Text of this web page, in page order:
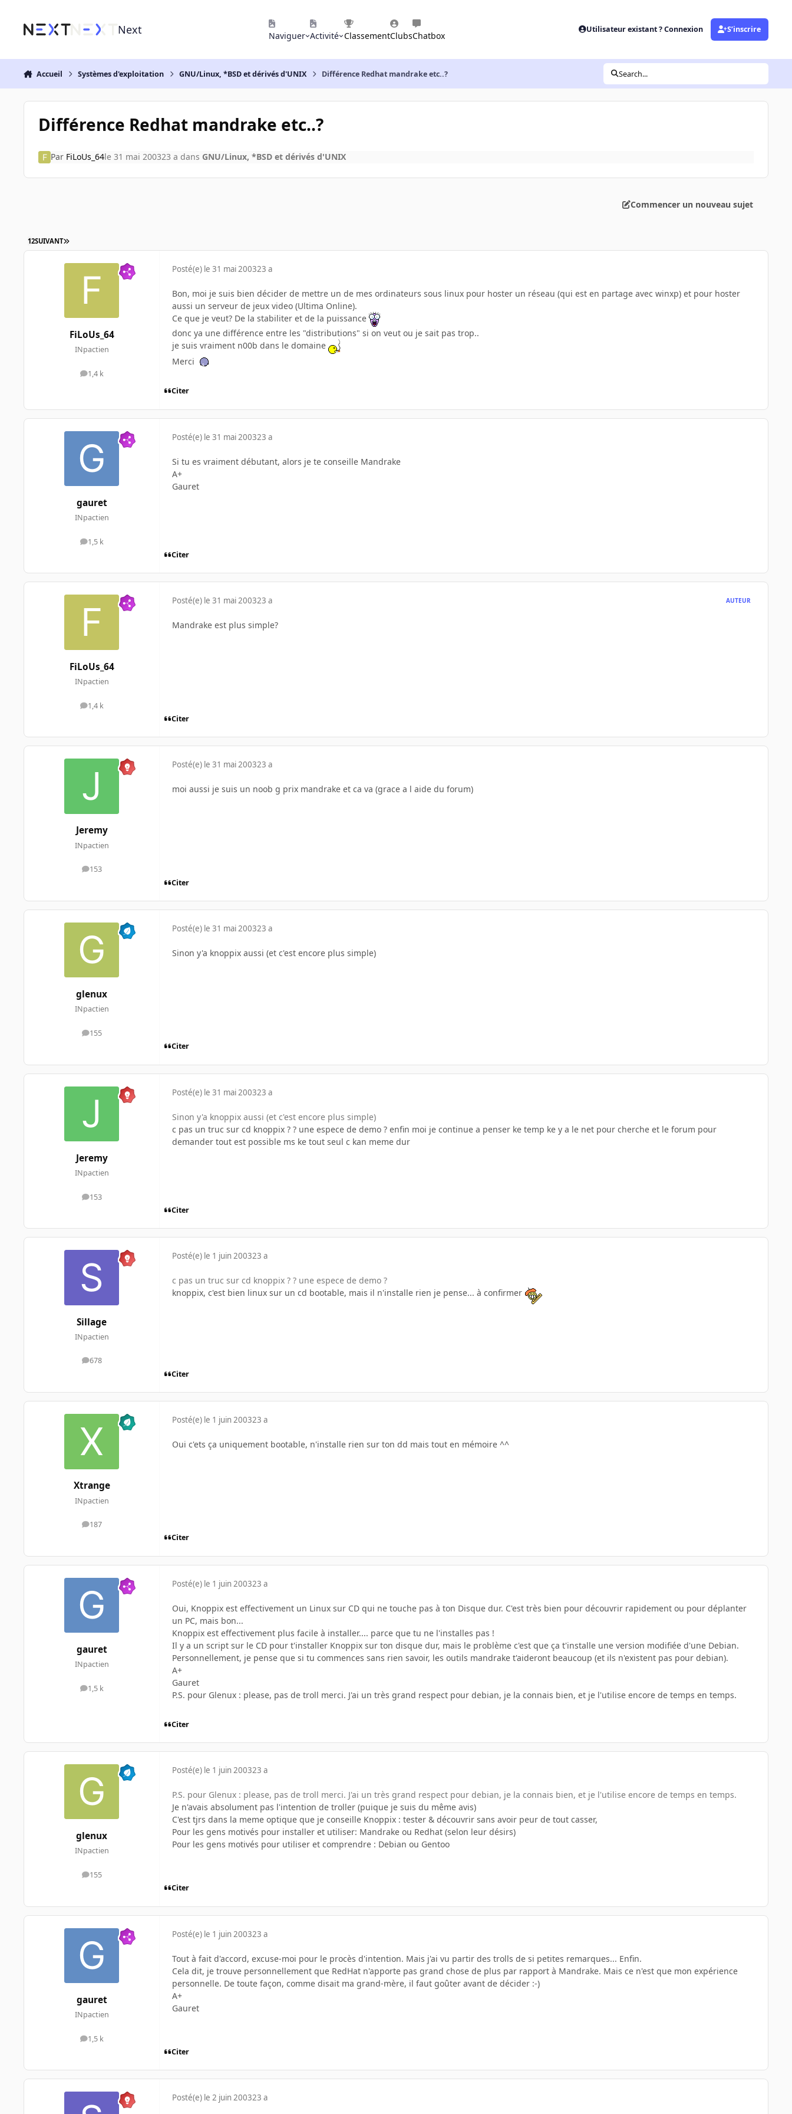
Next Naviguer Activité ClassementClubsChatbox
Utilisateur existant ? Connexion S’inscrire
Accueil Systèmes d'exploitation GNU/Linux, *BSD et dérivés d'UNIX Différence Redhat mandrake etc..? Search...
Différence Redhat mandrake etc..?
Par FiLoUs_64le 31 mai 200323 a dans GNU/Linux, *BSD et dérivés d'UNIX
Commencer un nouveau sujet
12SUIVANT
FiLoUs_64
INpactien
1,4 k
messages
Posté(e) le 31 mai 200323 a
Bon, moi je suis bien décider de mettre un de mes ordinateurs sous linux pour hoster un réseau (qui est en partage avec winxp) et pour hoster
aussi un serveur de jeux video (Ultima Online).
Ce que je veut? De la stabiliter et de la puissance
donc ya une différence entre les "distributions" si on veut ou je sait pas trop..
je suis vraiment n00b dans le domaine
Merci
Citer
gauret
INpactien
1,5 k
messages
Posté(e) le 31 mai 200323 a
Si tu es vraiment débutant, alors je te conseille Mandrake
A+
Gauret
Citer
FiLoUs_64
INpactien
1,4 k
messages
Posté(e) le 31 mai 200323 a AUTEUR
Mandrake est plus simple?
Citer
Jeremy
INpactien
153
messages
Posté(e) le 31 mai 200323 a
moi aussi je suis un noob g prix mandrake et ca va (grace a l aide du forum)
Citer
glenux
INpactien
155
messages
Posté(e) le 31 mai 200323 a
Sinon y'a knoppix aussi (et c'est encore plus simple)
Citer
Jeremy
INpactien
153
messages
Posté(e) le 31 mai 200323 a
Sinon y'a knoppix aussi (et c'est encore plus simple)
c pas un truc sur cd knoppix ? ? une espece de demo ? enfin moi je continue a penser ke temp ke y a le net pour cherche et le forum pour
demander tout est possible ms ke tout seul c kan meme dur
Citer
Sillage
INpactien
678
messages
Posté(e) le 1 juin 200323 a
c pas un truc sur cd knoppix ? ? une espece de demo ?
knoppix, c'est bien linux sur un cd bootable, mais il n'installe rien je pense... à confirmer
Citer
Xtrange
INpactien
187
messages
Posté(e) le 1 juin 200323 a
Oui c'ets ça uniquement bootable, n'installe rien sur ton dd mais tout en mémoire ^^
Citer
gauret
INpactien
1,5 k
messages
Posté(e) le 1 juin 200323 a
Oui, Knoppix est effectivement un Linux sur CD qui ne touche pas à ton Disque dur. C'est très bien pour découvrir rapidement ou pour déplanter
un PC, mais bon...
Knoppix est effectivement plus facile à installer.... parce que tu ne l'installes pas !
Il y a un script sur le CD pour t'installer Knoppix sur ton disque dur, mais le problème c'est que ça t'installe une version modifiée d'une Debian.
Personnellement, je pense que si tu commences sans rien savoir, les outils mandrake t'aideront beaucoup (et ils n'existent pas pour debian).
A+
Gauret
P.S. pour Glenux : please, pas de troll merci. J'ai un très grand respect pour debian, je la connais bien, et je l'utilise encore de temps en temps.
Citer
glenux
INpactien
155
messages
Posté(e) le 1 juin 200323 a
P.S. pour Glenux : please, pas de troll merci. J'ai un très grand respect pour debian, je la connais bien, et je l'utilise encore de temps en temps.
Je n'avais absolument pas l'intention de troller (puique je suis du même avis)
C'est tjrs dans la meme optique que je conseille Knoppix : tester & découvrir sans avoir peur de tout casser,
Pour les gens motivés pour installer et utiliser: Mandrake ou Redhat (selon leur désirs)
Pour les gens motivés pour utiliser et comprendre : Debian ou Gentoo
Citer
gauret
INpactien
1,5 k
messages
Posté(e) le 1 juin 200323 a
Tout à fait d'accord, excuse-moi pour le procès d'intention. Mais j'ai vu partir des trolls de si petites remarques... Enfin.
Cela dit, je trouve personnellement que RedHat n'apporte pas grand chose de plus par rapport à Mandrake. Mais ce n'est que mon expérience
personnelle. De toute façon, comme disait ma grand-mère, il faut goûter avant de décider :-)
A+
Gauret
Citer
Posté(e) le 2 juin 200323 a